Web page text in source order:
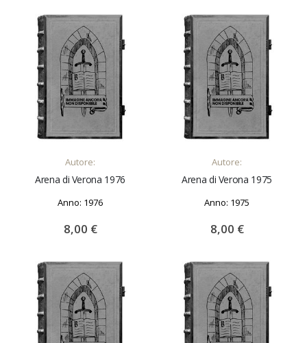
AGGIUNGI AL CARRELLO
Autore:
Arena di Verona 1976
Anno: 1976
8,00 €
AGGIUNGI AL CARRELLO
Autore:
Arena di Verona 1975
Anno: 1975
8,00 €